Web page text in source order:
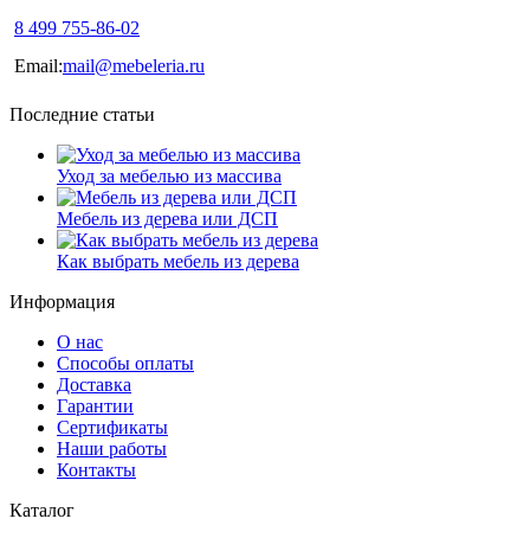
8 499 755-86-02
Email:mail@mebeleria.ru
Последние статьи
Уход за мебелью из массива
Мебель из дерева или ДСП
Как выбрать мебель из дерева
Информация
О нас
Способы оплаты
Доставка
Гарантии
Сертификаты
Наши работы
Контакты
Каталог